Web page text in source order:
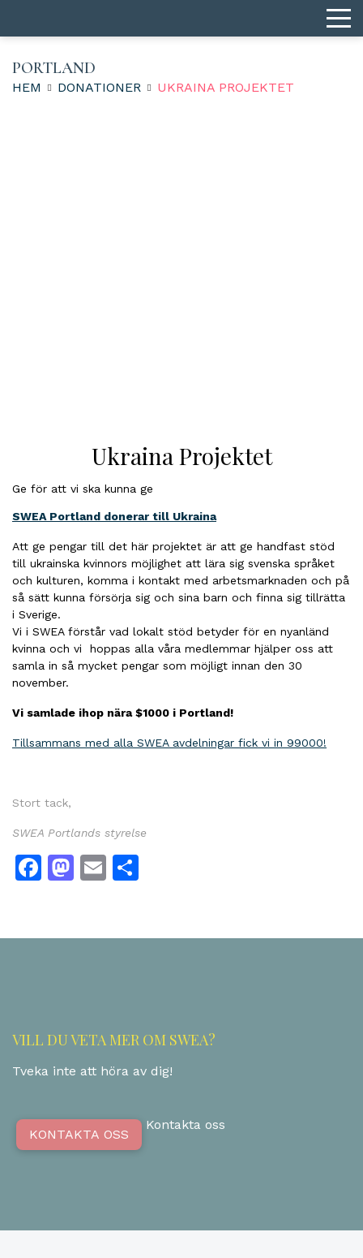
PORTLAND
HEM DONATIONER UKRAINA PROJEKTET
Ukraina Projektet
Ge för att vi ska kunna ge
SWEA Portland donerar till Ukraina
Att ge pengar till det här projektet är att ge handfast stöd
till ukrainska kvinnors möjlighet att lära sig svenska språket
och kulturen, komma i kontakt med arbetsmarknaden och på
så sätt kunna försörja sig och sina barn och finna sig tillrätta
i Sverige.
Vi i SWEA förstår vad lokalt stöd betyder för en nyanländ
kvinna och vi hoppas alla våra medlemmar hjälper oss att
samla in så mycket pengar som möjligt innan den 30
november.
Vi samlade ihop nära $1000 i Portland!
Tillsammans med alla SWEA avdelningar fick vi in 99000!
Stort tack,
SWEA Portlands styrelse
Facebook
Mastodon
Email
VILL DU VETA MER OM SWEA?
Tveka inte att höra av dig!
KONTAKTA OSS
Kontakta oss